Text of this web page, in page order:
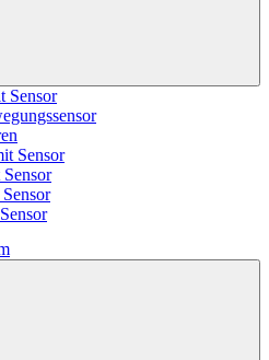
Sensor
Sensor